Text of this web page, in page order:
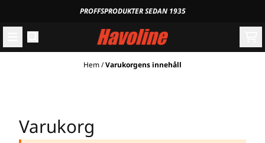
Hoppa till innehållPROFFSPRODUKTER SEDAN 1935
Hem/Varukorgens innehåll
Varukorg